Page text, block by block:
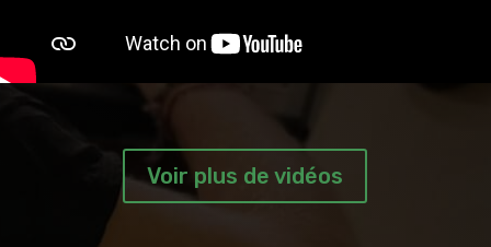
Voir plus de vidéos